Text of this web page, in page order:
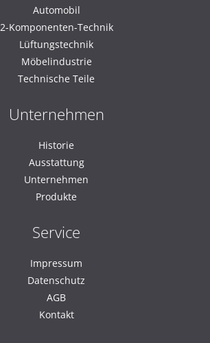
Automobil
2-Komponenten-Technik
Lüftungstechnik
Möbelindustrie
Technische Teile
Unternehmen
Historie
Ausstattung
Unternehmen
Produkte
Service
Impressum
Datenschutz
AGB
Kontakt